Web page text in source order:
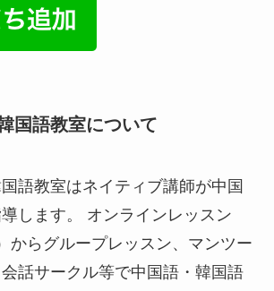
国語教室について
語教室はネイティブ講師が中国
します。 オンラインレッスン
からグループレッスン、マンツー
話サークル等で中国語・韓国語